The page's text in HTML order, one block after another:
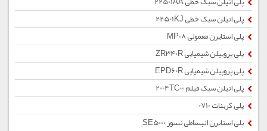
پلی اتیلن سبک خطی 22501KJ
پلی استایرن معمولی MP08
پلی پروپیلن شیمیایی ZR340R
پلی پروپیلن شیمیایی EPD60R
پلی اتیلن سبک فیلم 2004TC00
پلی کربنات 0710
پلی استایرن انبساطی نسوز SE5000